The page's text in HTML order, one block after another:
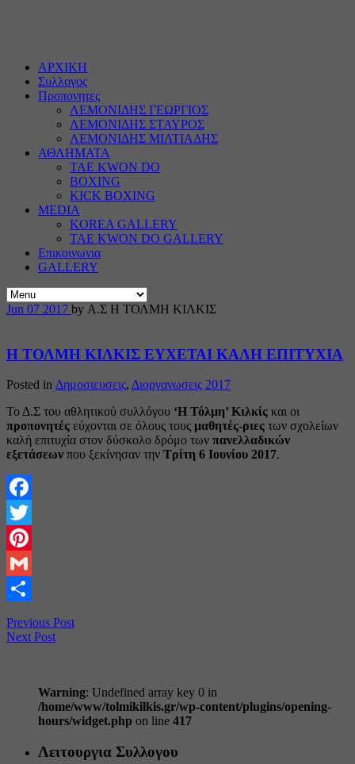
ΑΡΧΙΚΗ
Συλλογος
Προπονητες
ΛΕΜΟΝΙΔΗΣ ΓΕΩΡΓΙΟΣ
ΛΕΜΟΝΙΔΗΣ ΣΤΑΥΡΟΣ
ΛΕΜΟΝΙΔΗΣ ΜΙΛΤΙΑΔΗΣ
ΑΘΛΗΜΑΤΑ
TAE KWON DO
BOXING
KICK BOXING
MEDIA
KOREA GALLERY
TAE KWON DO GALLERY
Επικοινωνια
GALLERY
Jun 07 2017 by Α.Σ Η ΤΟΛΜΗ ΚΙΛΚΙΣ
Η ΤΟΛΜΗ ΚΙΛΚΙΣ ΕΥΧΕΤΑΙ ΚΑΛΗ ΕΠΙΤΥΧΙΑ
Posted in Δημοσιευσεις, Διοργανωσεις 2017
Το Δ.Σ του αθλητικού συλλόγου ‘Η Τόλμη’ Κιλκίς και οι
προπονητές εύχονται σε όλους τους μαθητές-ριες των σχολείων
καλή επιτυχία στον δύσκολο δρόμο των πανελλαδικών
εξετάσεων που ξεκίνησαν την Τρίτη 6 Ιουνίου 2017.
Facebook
Twitter
Pinterest
Gmail
Previous Post
Next Post
Warning: Undefined array key 0 in
/home/www/tolmikilkis.gr/wp-content/plugins/opening-
hours/widget.php on line 417
Λειτουργια Συλλογου